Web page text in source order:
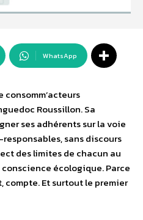
WhatsApp
Roussillon. Sa
ses adhérents sur la voie
sans discours
des limites de chacun au
écologique. Parce
compte. Et surtout le premier